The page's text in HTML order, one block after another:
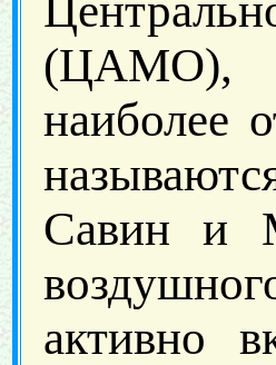
(ЦАМО),
наиболее
Савин и
активно